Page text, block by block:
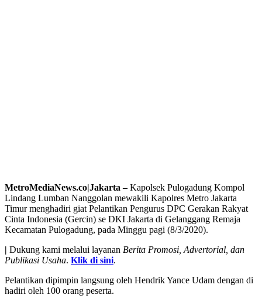
MetroMediaNews.co|Jakarta –Kapolsek Pulogadung Kompol
Lindang Lumban Nanggolan mewakili Kapolres Metro Jakarta
Timur menghadiri giat Pelantikan Pengurus DPC Gerakan Rakyat
Cinta Indonesia (Gercin) se DKI Jakarta di Gelanggang Remaja
Kecamatan Pulogadung, pada Minggu pagi (8/3/2020).
| Dukung kami melalui layanan Berita Promosi, Advertorial, dan
Publikasi Usaha. Klik di sini.
Pelantikan dipimpin langsung oleh Hendrik Yance Udam dengan di
hadiri oleh 100 orang peserta.